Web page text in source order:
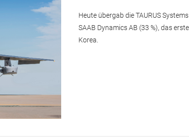
Heute übergab die TAURUS
SAAB Dynamics AB (33 %), das
Korea.